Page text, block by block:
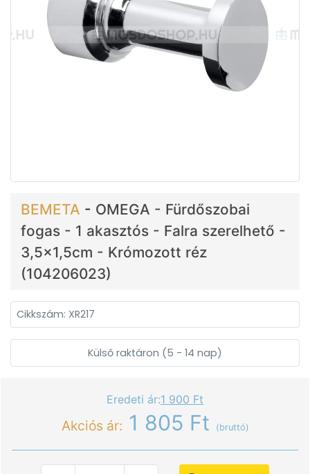
BEMETA - OMEGA - Fürdőszobai
fogas - 1 akasztós - Falra szerelhető -
3,5x1,5cm - Krómozott réz
(104206023)
Cikkszám: XR217
Külső raktáron (5 - 14 nap)
Eredeti ár:1 900 Ft
Akciós ár: 1 805 Ft (bruttó)